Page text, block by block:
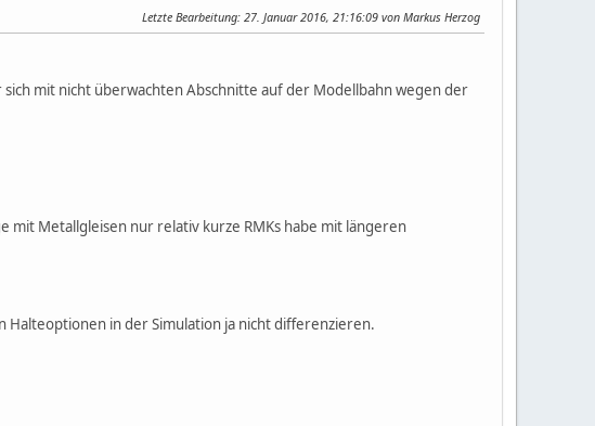
Letzte Bearbeitung: 27. Januar 2016, 21:16:09 von Markus Herzog
mit nicht überwachten Abschnitte auf der Modellbahn wegen der
mit Metallgleisen nur relativ kurze RMKs habe mit längeren
Halteoptionen in der Simulation ja nicht differenzieren.